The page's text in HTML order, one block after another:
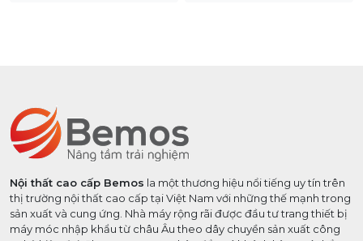
Nội thất cao cấp Bemos la một thương hiệu nổi tiếng uy tín trên
thị trường nội thất cao cấp tại Việt Nam với những thế mạnh trong
sản xuất và cung ứng. Nhà máy rộng rãi được đầu tư trang thiết bị
máy móc nhập khẩu từ châu Âu theo dây chuyền sản xuất công